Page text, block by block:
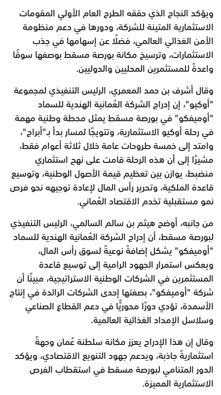
ويؤكد النجاح الذي حققه الطرح العام الأولي المقومات
الاستثمارية المتينة للشركة، ودورها في دعم منظومة
الأمن الغذائي العالمي، فضلًا عن إسهامها في جذب
الاستثمارات، وترسيخ مكانة بورصة مسقط بوصفها سوقًا
واعدةً للمستثمرين المحليين والدوليين.
وقال أشرف بن حمد المعمري، الرئيس التنفيذي لمجموعة
"أوكيو"، إن إدراج الشركة العُمانية الهندية للسماد
"أوميفكو" في بورصة مسقط يمثل محطة وطنية مهمة
في رحلة أوكيو الاستثمارية، وتتويجًا لمسار بدأ بـ"أبراج"،
وامتد إلى خمسة طروحات عامة خلال ثلاثة أعوام فقط،
مشيرًا إلى أن هذه الرحلة قامت على نهج استثماري
منضبط، يوازن بين تعظيم قيمة الأصول الوطنية، وتوسيع
قاعدة الملكية، وتحرير رأس المال لإعادة توجيهه نحو فرص
نمو مستقبلية تخدم الاقتصاد العُماني.
من جانبه، أوضح هيثم بن سالم السالمي، الرئيس التنفيذي
لبورصة مسقط، أن إدراج الشركة العُمانية الهندية للسماد
"أوميفكو" يشكل إضافةً نوعيةً لسوق رأس المال،
ويعكس استمرار الجهود الرامية إلى توسيع قاعدة
المستثمرين في الشركات الوطنية الاستراتيجية، مبينًا أن
شركة "أوميفكو"، بصفتها إحدى الشركات الرائدة في إنتاج
الأسمدة، تؤدي دورًا محوريًّا في دعم القطاع الصناعي
وسلاسل الإمداد الغذائية العالمية.
وقال إن هذا الإدراج يعزز مكانة سلطنة عُمان وجهةً
استثماريةً جاذبة، ويدعم جهود التنويع الاقتصادي، ويؤكد
الدور المتنامي لبورصة مسقط في استقطاب الفرص
الاستثمارية المميزة.